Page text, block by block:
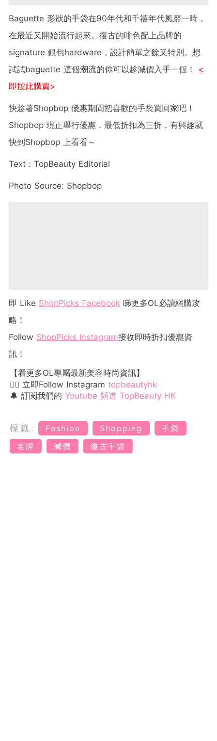
Baguette 形狀的手袋在90年代和千禧年代風靡一時，
在最近又開始流行起來。復古的啡色配上品牌的
signature 銀包hardware，設計簡單之餘又特別。想
試試baguette 這個潮流的你可以趁減價入手一個！ <
即按此購買>
快趁著Shopbop 優惠期間把喜歡的手袋買回家吧！
Shopbop 現正舉行優惠，最低折扣為三折，有興趣就
快到Shopbop 上看看～
Text：TopBeauty Editorial
Photo Source: Shopbop
即 Like ShopPicks Facebook 睇更多OL必讀網購攻
略！
Follow ShopPicks Instagram接收即時折扣優惠資
訊！
【看更多OL專屬最新美容時尚資訊】
👉🏻 立即Follow Instagram topbeautyhk
🔔 訂閱我們的 Youtube 頻道 TopBeauty HK
標籤: Fashion Shopping
手袋
名牌
減價 復古手袋